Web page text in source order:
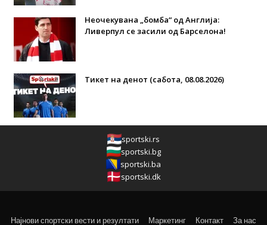
Неочекувана „бомба“ од Англија:
Ливерпул се засили од Барселона!
Тикет на денот (сабота, 08.08.2026)
sportski.rs
sportski.bg
sportski.ba
sportski.dk
Најнови спортски вести и резултати Маркетинг Контакт За нас